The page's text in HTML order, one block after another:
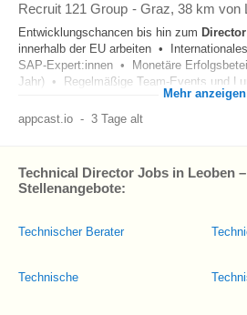
Recruit 121 Group - Graz, 38 km von
Entwicklungschancen bis hin zum Director
innerhalb der EU arbeiten •
SAP-Expert:innen • Monetäre
Jahr) • Regelmäßige Team-Events und
Mehr anzeigen
appcast.io - 3 Tage alt
Technical Director Jobs in Leoben
Stellenangebote:
Technischer Berater
Technische